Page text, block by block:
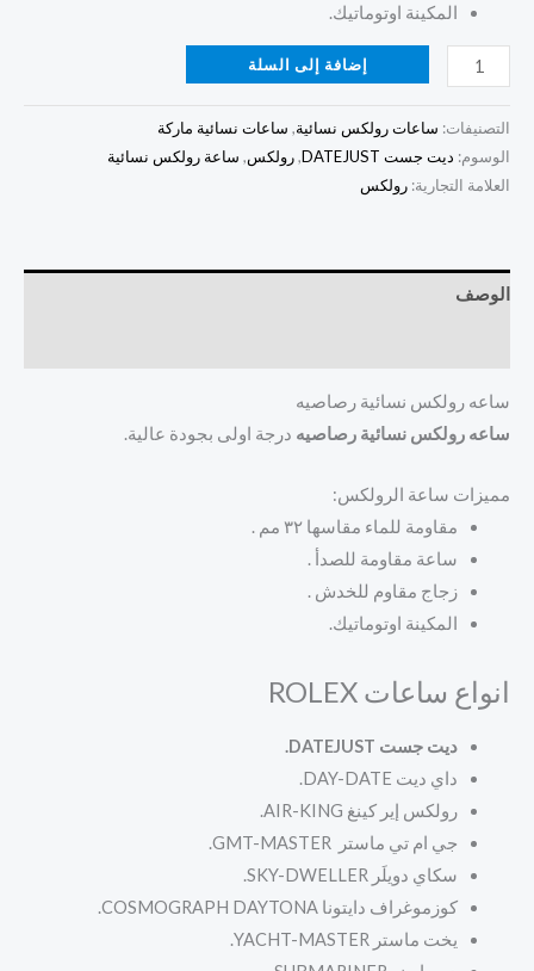
المكينة اوتوماتيك.
إضافة إلى السلة
التصنيفات: ساعات رولكس نسائية, ساعات نسائية ماركة
الوسوم: ديت جست DATEJUST ,رولكس, ساعة رولكس نسائية
العلامة التجارية: رولكس
الوصف
ساعه رولكس نسائية رصاصيه
ساعه رولكس نسائية رصاصيه درجة اولى بجودة عالية.
مميزات ساعة الرولكس:
مقاومة للماء مقاسها ٣٢ مم .
ساعة مقاومة للصدأ .
زجاج مقاوم للخدش .
المكينة اوتوماتيك.
انواع ساعات ROLEX
ديت جست DATEJUST.
داي ديت DAY-DATE.
رولكس إير كينغ AIR-KING.
جي ام تي ماستر GMT-MASTER.
سكاي دويلَر SKY-DWELLER.
كوزموغراف دايتونا COSMOGRAPH DAYTONA.
يخت ماستر YACHT-MASTER.